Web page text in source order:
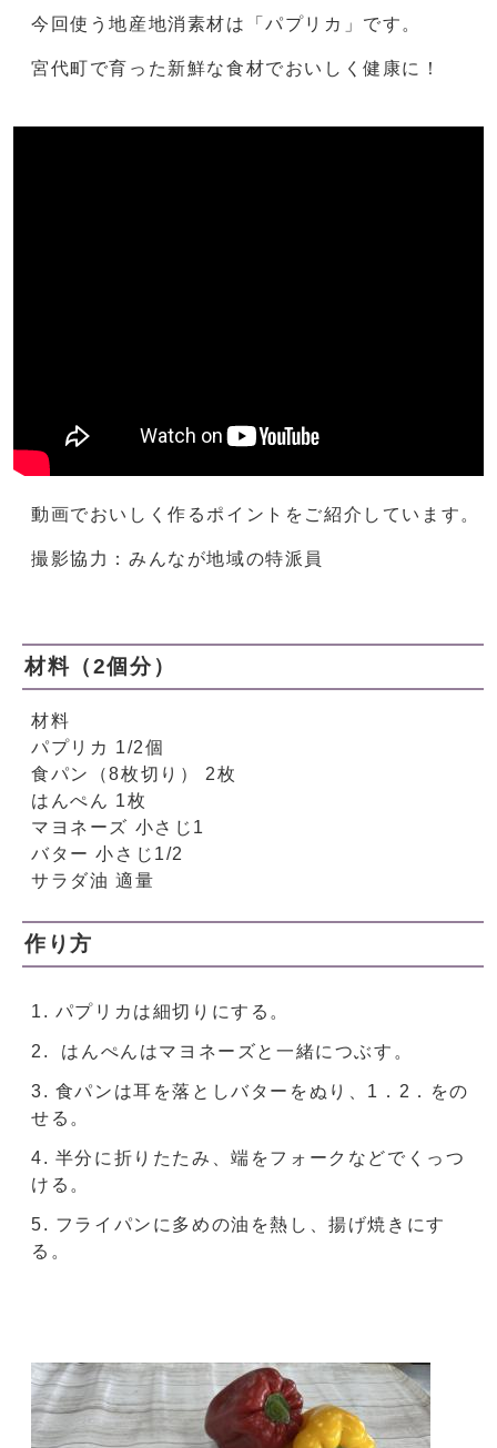
今回使う地産地消素材は「パプリカ」です。
宮代町で育った新鮮な食材でおいしく健康に！
動画でおいしく作るポイントをご紹介しています。
撮影協力：みんなが地域の特派員
材料（2個分）
材料
パプリカ 1/2個
食パン（8枚切り） 2枚
はんぺん 1枚
マヨネーズ 小さじ1
バター 小さじ1/2
サラダ油 適量
作り方
パプリカは細切りにする。
はんぺんはマヨネーズと一緒につぶす。
食パンは耳を落としバターをぬり、1．2．をの
せる。
半分に折りたたみ、端をフォークなどでくっつ
ける。
フライパンに多めの油を熱し、揚げ焼きにす
る。